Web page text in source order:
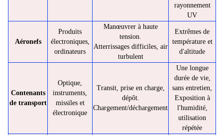
rayonnement
UV
Aéronefs
Produits
électroniques,
ordinateurs
Manœuvrer à haute
tension.
Atterrissages difficiles, air
turbulent
Extrêmes de
température et
d'altitude
Contenants
de transport
Optique,
instruments,
missiles et
électronique
Transit, prise en charge,
dépôt.
Chargement/déchargement
Une longue
durée de vie,
sans entretien,
Exposition à
l'humidité,
utilisation
répétée